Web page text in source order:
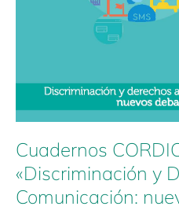
Cuadernos
«Discriminación y
Comunicación: